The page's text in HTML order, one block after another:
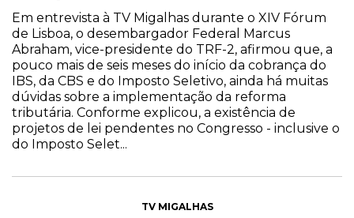
Em entrevista à TV Migalhas durante o XIV Fórum
de Lisboa, o desembargador Federal Marcus
Abraham, vice-presidente do TRF-2, afirmou que, a
pouco mais de seis meses do início da cobrança do
IBS, da CBS e do Imposto Seletivo, ainda há muitas
dúvidas sobre a implementação da reforma
tributária. Conforme explicou, a existência de
projetos de lei pendentes no Congresso - inclusive o
do Imposto Selet...
TV MIGALHAS